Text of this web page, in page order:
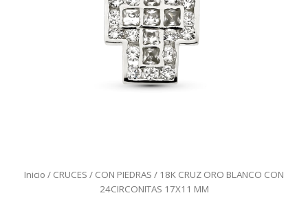
Inicio / CRUCES / CON PIEDRAS / 18K CRUZ ORO BLANCO CON
24CIRCONITAS 17X11 MM